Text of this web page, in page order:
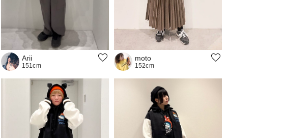
Arii
151cm
moto
152cm